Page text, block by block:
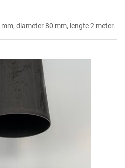
diameter 80 mm, lengte 2 meter.